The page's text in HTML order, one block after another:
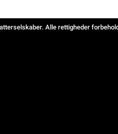
Alle rettigheder